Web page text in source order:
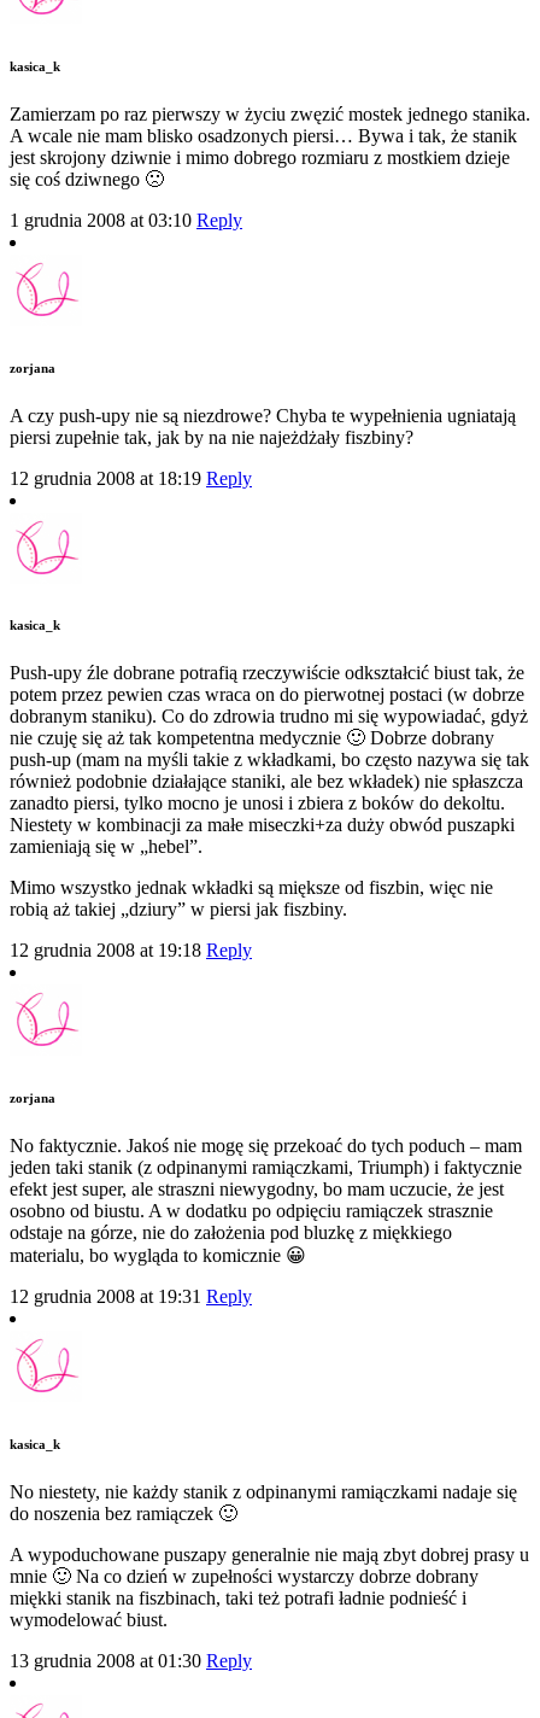
kasica_k
Zamierzam po raz pierwszy w życiu zwęzić mostek jednego stanika.
A wcale nie mam blisko osadzonych piersi… Bywa i tak, że stanik
jest skrojony dziwnie i mimo dobrego rozmiaru z mostkiem dzieje
się coś dziwnego 🙁
1 grudnia 2008 at 03:10 Reply
zorjana
A czy push-upy nie są niezdrowe? Chyba te wypełnienia ugniatają
piersi zupełnie tak, jak by na nie najeżdżały fiszbiny?
12 grudnia 2008 at 18:19 Reply
kasica_k
Push-upy źle dobrane potrafią rzeczywiście odkształcić biust tak, że
potem przez pewien czas wraca on do pierwotnej postaci (w dobrze
dobranym staniku). Co do zdrowia trudno mi się wypowiadać, gdyż
nie czuję się aż tak kompetentna medycznie 🙂 Dobrze dobrany
push-up (mam na myśli takie z wkładkami, bo często nazywa się tak
również podobnie działające staniki, ale bez wkładek) nie spłaszcza
zanadto piersi, tylko mocno je unosi i zbiera z boków do dekoltu.
Niestety w kombinacji za małe miseczki+za duży obwód puszapki
zamieniają się w „hebel”.
Mimo wszystko jednak wkładki są miększe od fiszbin, więc nie
robią aż takiej „dziury” w piersi jak fiszbiny.
12 grudnia 2008 at 19:18 Reply
zorjana
No faktycznie. Jakoś nie mogę się przekoać do tych poduch – mam
jeden taki stanik (z odpinanymi ramiączkami, Triumph) i faktycznie
efekt jest super, ale straszni niewygodny, bo mam uczucie, że jest
osobno od biustu. A w dodatku po odpięciu ramiączek strasznie
odstaje na górze, nie do założenia pod bluzkę z miękkiego
materialu, bo wygląda to komicznie 😀
12 grudnia 2008 at 19:31 Reply
kasica_k
No niestety, nie każdy stanik z odpinanymi ramiączkami nadaje się
do noszenia bez ramiączek 🙂
A wypoduchowane puszapy generalnie nie mają zbyt dobrej prasy u
mnie 🙂 Na co dzień w zupełności wystarczy dobrze dobrany
miękki stanik na fiszbinach, taki też potrafi ładnie podnieść i
wymodelować biust.
13 grudnia 2008 at 01:30 Reply